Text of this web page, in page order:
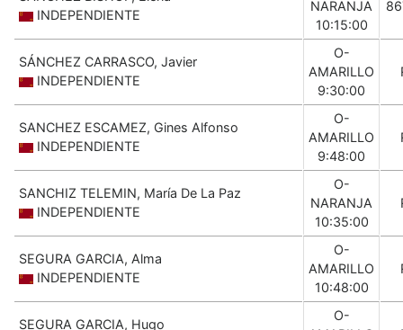
INDEPENDIENTE
NARANJA
10:15:00
SÁNCHEZ CARRASCO, Javier
INDEPENDIENTE
O-
AMARILLO
9:30:00
SANCHEZ ESCAMEZ, Gines Alfonso
INDEPENDIENTE
O-
AMARILLO
9:48:00
SANCHIZ TELEMIN, María De La Paz
INDEPENDIENTE
O-
NARANJA
10:35:00
SEGURA GARCIA, Alma
INDEPENDIENTE
O-
AMARILLO
10:48:00
SEGURA GARCIA, Hugo
O-